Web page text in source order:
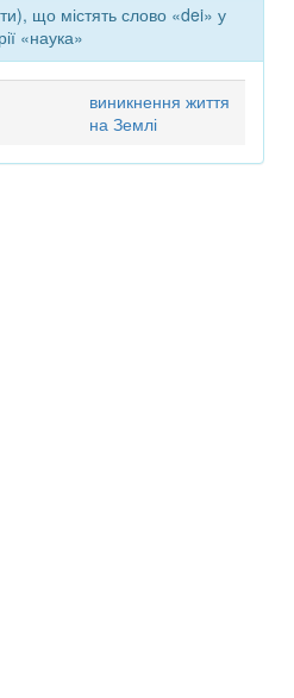
що містять слово «dei» у
«наука»
виникнення життя
на Землі